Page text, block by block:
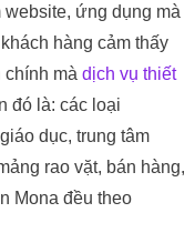
ứng dụng mà
hàng cảm thấy
mà dịch vụ thiết
đó là: các loại
dục, trung tâm
rao vặt, bán hàng,
Mona đều theo